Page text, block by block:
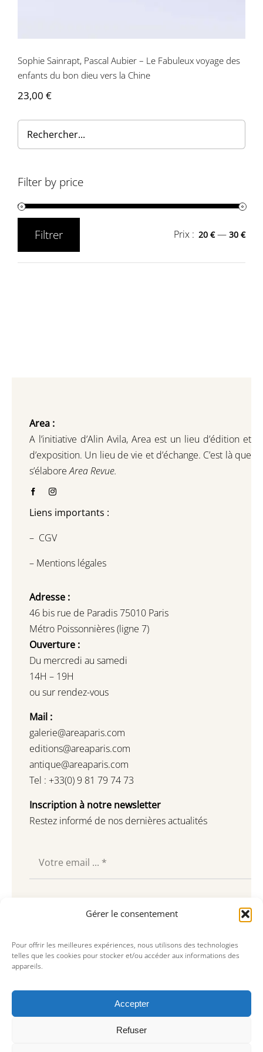
Gérer le consentement
Pour offrir les meilleures expériences, nous utilisons des technologies
telles que les cookies pour stocker et/ou accéder aux informations des
appareils.
Accepter
Refuser
Sophie Sainrapt, Pascal Aubier – Le Fabuleux voyage des
enfants du bon dieu vers la Chine
23,00 €
Filter by price
Filtrer Prix : 20 €—30 €
Area :
A l’initiative d’Alin Avila, Area est un lieu d’édition et
d’exposition. Un lieu de vie et d’échange. C’est là que
s’élaboreArea Revue.
Liens importants :
– CGV
– Mentions légales
Adresse :
46 bis rue de Paradis 75010 Paris
Métro Poissonnières (ligne 7)
Ouverture :
Du mercredi au samedi
14H – 19H
ou sur rendez-vous
Mail :
galerie@areaparis.com
editions@areaparis.com
antique@areaparis.com
Tel : +33(0) 9 81 79 74 73
Inscription à notre newsletter
Restez informé de nos dernières actualités
Souscrire